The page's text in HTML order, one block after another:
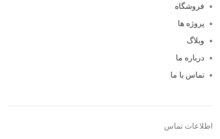
فروشگاه
پروژه ها
وبلاگ
درباره ما
تماس با ما
اطلاعات تماس